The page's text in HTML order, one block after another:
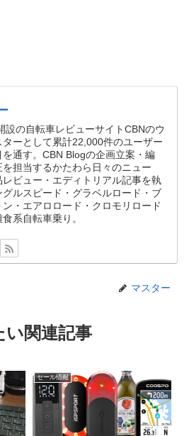
設の自転車レビューサイトCBNのウ
ターとして累計22,000件のユーザー
を通す。CBN Blogの企画立案・編
を担当するかたわら日々のニュー
レビュー・エディトリアル記事を執
グルスピード・グラベルロード・ブ
ン・エアロロード・クロモリロード
系自転車乗り。
マスター
い関連記事
セール情報